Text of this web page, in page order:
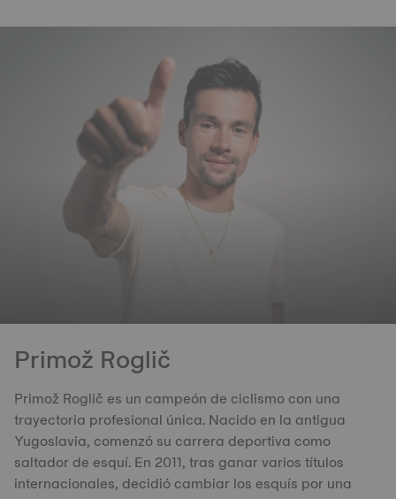
Primož Roglič
Primož Roglič es un campeón de ciclismo con una
trayectoria profesional única. Nacido en la antigua
Yugoslavia, comenzó su carrera deportiva como
saltador de esquí. En 2011, tras ganar varios títulos
internacionales, decidió cambiar los esquís por una